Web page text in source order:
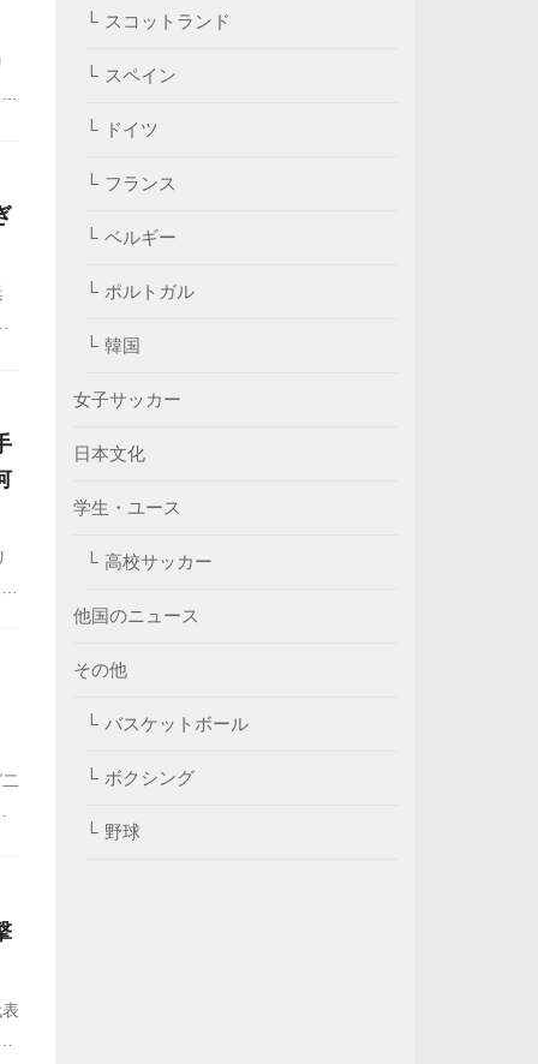
スコットランド
スペイン
ドイツ
フランス
ベルギー
ポルトガル
韓国
女子サッカー
日本文化
学生・ユース
高校サッカー
他国のニュース
その他
バスケットボール
ボクシング
野球